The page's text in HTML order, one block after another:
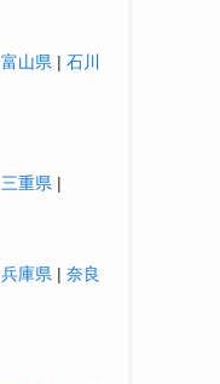
富山県 | 石川
三重県 |
兵庫県 | 奈良